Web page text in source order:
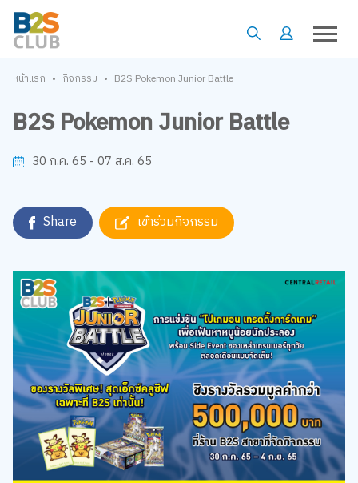
หน้าแรก • กิจกรรม • B2S Pokemon Junior Battle
B2S Pokemon Junior Battle
30 ก.ค. 65 - 07 ส.ค. 65
Share เข้าร่วมกิจกรรม